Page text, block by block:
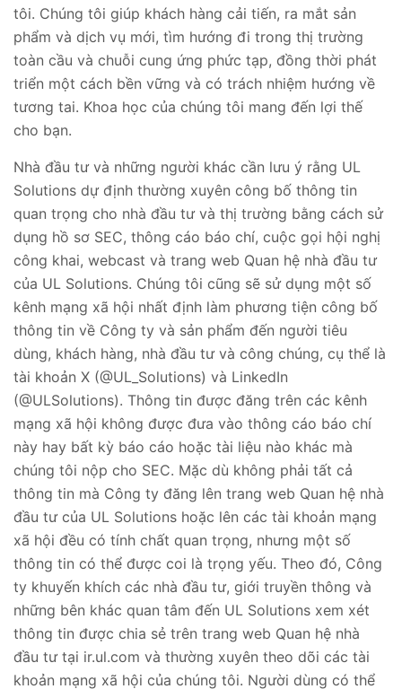
tôi. Chúng tôi giúp khách hàng cải tiến, ra mắt sản
phẩm và dịch vụ mới, tìm hướng đi trong thị trường
toàn cầu và chuỗi cung ứng phức tạp, đồng thời phát
triển một cách bền vững và có trách nhiệm hướng về
tương tai. Khoa học của chúng tôi mang đến lợi thế
cho bạn.
Nhà đầu tư và những người khác cần lưu ý rằng UL
Solutions dự định thường xuyên công bố thông tin
quan trọng cho nhà đầu tư và thị trường bằng cách sử
dụng hồ sơ SEC, thông cáo báo chí, cuộc gọi hội nghị
công khai, webcast và trang web Quan hệ nhà đầu tư
của UL Solutions. Chúng tôi cũng sẽ sử dụng một số
kênh mạng xã hội nhất định làm phương tiện công bố
thông tin về Công ty và sản phẩm đến người tiêu
dùng, khách hàng, nhà đầu tư và công chúng, cụ thể là
tài khoản X (@UL_Solutions) và LinkedIn
(@ULSolutions). Thông tin được đăng trên các kênh
mạng xã hội không được đưa vào thông cáo báo chí
này hay bất kỳ báo cáo hoặc tài liệu nào khác mà
chúng tôi nộp cho SEC. Mặc dù không phải tất cả
thông tin mà Công ty đăng lên trang web Quan hệ nhà
đầu tư của UL Solutions hoặc lên các tài khoản mạng
xã hội đều có tính chất quan trọng, nhưng một số
thông tin có thể được coi là trọng yếu. Theo đó, Công
ty khuyến khích các nhà đầu tư, giới truyền thông và
những bên khác quan tâm đến UL Solutions xem xét
thông tin được chia sẻ trên trang web Quan hệ nhà
đầu tư tại ir.ul.com và thường xuyên theo dõi các tài
khoản mạng xã hội của chúng tôi. Người dùng có thể